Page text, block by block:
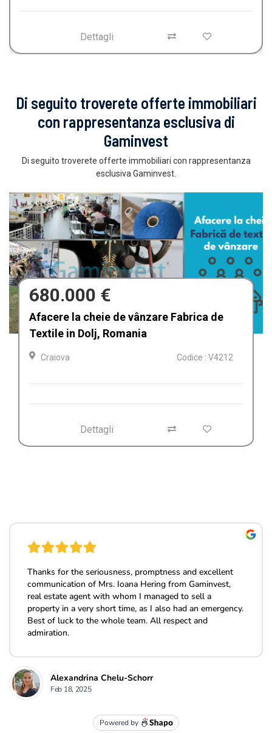
Dettagli
Di seguito troverete offerte immobiliari
con rappresentanza esclusiva di
Gaminvest
Di seguito troverete offerte immobiliari con rappresentanza
esclusiva Gaminvest.
680.000 €
Afacere la cheie de vânzare Fabrica de
Textile in Dolj, Romania
Craiova Codice : V4212
Dettagli